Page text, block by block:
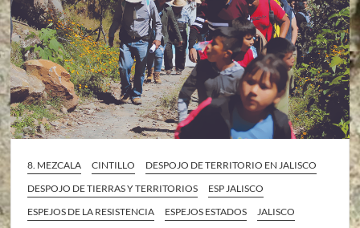
8. MEZCALA CINTILLO
DESPOJO DE TERRITORIO EN JALISCO
DESPOJO DE TIERRAS Y TERRITORIOS
ESP JALISCO
ESPEJOS DE LA RESISTENCIA
ESPEJOS ESTADOS
JALISCO